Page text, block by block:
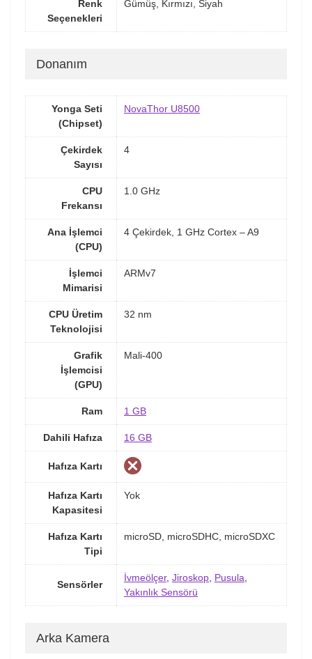
Renk
Seçenekleri
Gümüş, Kırmızı, Siyah
Donanım
Yonga Seti
(Chipset)
NovaThor U8500
Çekirdek
Sayısı
4
CPU
Frekansı
1.0 GHz
Ana İşlemci
(CPU)
4 Çekirdek, 1 GHz Cortex – A9
İşlemci
Mimarisi
ARMv7
CPU Üretim
Teknolojisi
32 nm
Grafik
İşlemcisi
(GPU)
Mali-400
Ram 1 GB
Dahili Hafıza 16 GB
Hafıza Kartı
Hafıza Kartı
Kapasitesi
Yok
Hafıza Kartı
Tipi
microSD, microSDHC, microSDXC
Sensörler
İvmeölçer, Jiroskop, Pusula,
Yakınlık Sensörü
Arka Kamera